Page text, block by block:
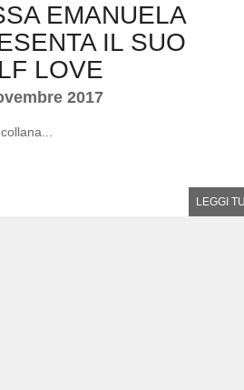
EMANUELA
IL SUO
LOVE
2017
LEGGI